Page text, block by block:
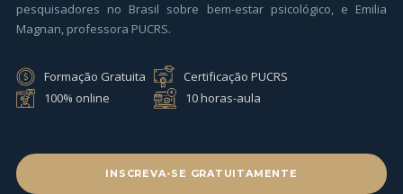
pesquisadores no Brasil sobre bem-estar psicológico, e Emilia
Magnan, professora PUCRS.
Formação Gratuita
Certificação PUCRS
100% online
10 horas-aula
INSCREVA-SE GRATUITAMENTE